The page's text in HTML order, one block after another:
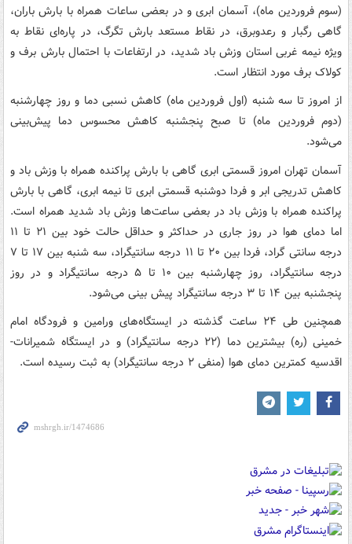
(سوم فروردین ماه)، آسمان ابری و در بعضی ساعات همراه با بارش باران،
گاهی رگبار و رعدوبرق، در نقاط مستعد بارش تگرگ، در پاره‌ای نقاط به
ویژه نیمه غربی استان وزش باد شدید، در ارتفاعات با احتمال بارش برف و
کولاک برف مورد انتظار است.
از امروز تا سه شنبه (اول فروردین ماه) کاهش نسبی دما و روز چهارشنبه
(دوم فروردین ماه) تا صبح پنجشنبه کاهش محسوس دما پیش‌بینی
می‌شود.
آسمان تهران امروز قسمتی ابری گاهی با بارش پراکنده همراه با وزش باد و
کاهش تدریجی ابر و فردا دوشنبه قسمتی ابری تا نیمه ابری، گاهی با بارش
پراکنده همراه با وزش باد در بعضی ساعت‌ها وزش باد شدید همراه است.
اما دمای هوا در روز جاری در حداکثر و حداقل حالت خود بین ۲۱ تا ۱۱
درجه سانتی گراد، فردا بین ۲۰ تا ۱۱ درجه سانتیگراد، سه شنبه بین ۱۷ تا ۷
درجه سانتیگراد، روز چهارشنبه بین ۱۰ تا ۵ درجه سانتیگراد و در روز
پنجشنبه بین ۱۴ تا ۳ درجه سانتیگراد پیش بینی می‌شود.
همچنین طی ۲۴ ساعت گذشته در ایستگاه‌های ورامین و فرودگاه امام
خمینی (ره) بیشترین دما (۲۲ درجه سانتیگراد) و در ایستگاه شمیرانات-
اقدسیه کمترین دمای هوا (منفی ۲ درجه سانتیگراد) به ثبت رسیده است.